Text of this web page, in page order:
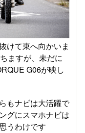
けて東へ向かいま
ますが、未だに
G06が映し
もナビは大活躍で
グにスマホナビは
うわけです